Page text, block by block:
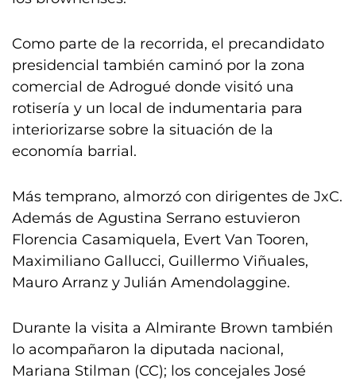
Como parte de la recorrida, el precandidato
presidencial también caminó por la zona
comercial de Adrogué donde visitó una
rotisería y un local de indumentaria para
interiorizarse sobre la situación de la
economía barrial.
Más temprano, almorzó con dirigentes de JxC.
Además de Agustina Serrano estuvieron
Florencia Casamiquela, Evert Van Tooren,
Maximiliano Gallucci, Guillermo Viñuales,
Mauro Arranz y Julián Amendolaggine.
Durante la visita a Almirante Brown también
lo acompañaron la diputada nacional,
Mariana Stilman (CC); los concejales José